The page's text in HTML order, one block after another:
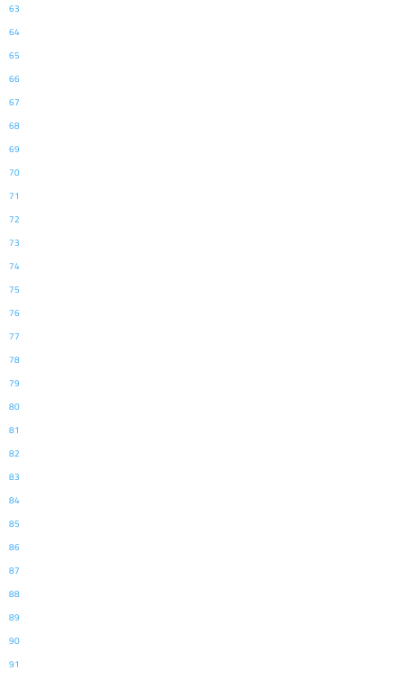
63
64
65
66
67
68
69
70
71
72
73
74
75
76
77
78
79
80
81
82
83
84
85
86
87
88
89
90
91